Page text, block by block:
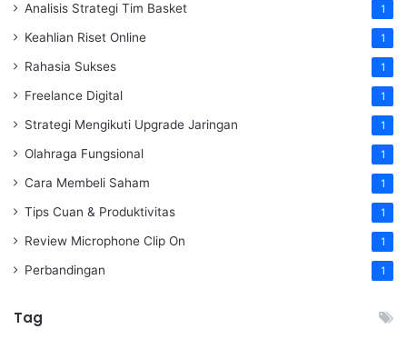
Analisis Strategi Tim Basket 1
Keahlian Riset Online 1
Rahasia Sukses 1
Freelance Digital 1
Strategi Mengikuti Upgrade Jaringan 1
Olahraga Fungsional 1
Cara Membeli Saham 1
Tips Cuan & Produktivitas 1
Review Microphone Clip On 1
Perbandingan 1
Tag